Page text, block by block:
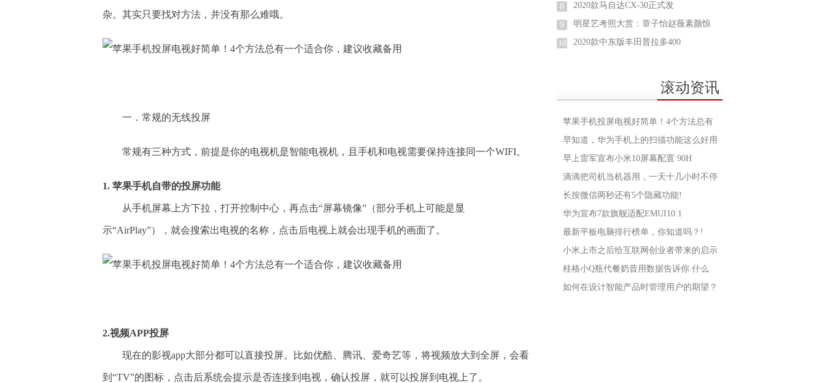
杂。其实只要找对方法，并没有那么难哦。
一．常规的无线投屏
常规有三种方式，前提是你的电视机是智能电视机，且手机和电视需要保持连接同一个WIFI。
1. 苹果手机自带的投屏功能
从手机屏幕上方下拉，打开控制中心，再点击“屏幕镜像”（部分手机上可能是显
示“AirPlay”），就会搜索出电视的名称，点击后电视上就会出现手机的画面了。
2.视频APP投屏
现在的影视app大部分都可以直接投屏。比如优酷、腾讯、爱奇艺等，将视频放大到全屏，会看
到“TV”的图标，点击后系统会提示是否连接到电视，确认投屏，就可以投屏到电视上了。
8 2020款马自达CX-30正式发
9 明星艺考照大赏：章子怡赵薇素颜惊
10 2020款中东版丰田普拉多400
滚动资讯
苹果手机投屏电视好简单！4个方法总有
早知道，华为手机上的扫描功能这么好用
早上雷军宣布小米10屏幕配置 90H
滴滴把司机当机器用，一天十几小时不停
长按微信两秒还有5个隐藏功能!
华为宣布7款旗舰适配EMUI10.1
最新平板电脑排行榜单，你知道吗？!
小米上市之后给互联网创业者带来的启示
桂格小Q瓶代餐奶昔用数据告诉你 什么
如何在设计智能产品时管理用户的期望？